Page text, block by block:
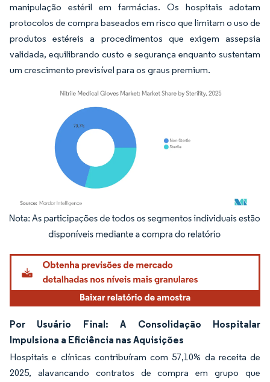
manipulação estéril em farmácias. Os hospitais adotam
protocolos de compra baseados em risco que limitam o uso de
produtos estéreis a procedimentos que exigem assepsia
validada, equilibrando custo e segurança enquanto sustentam
um crescimento previsível para os graus premium.
Imagem © Mordor Intelligence. O reuso requer atribuição conforme CC BY 4.0.
Por Usuário Final: A Consolidação Hospitalar
Impulsiona a Eficiência nas Aquisições
Hospitais e clínicas contribuíram com 57,10% da receita de
2025, alavancando contratos de compra em grupo que